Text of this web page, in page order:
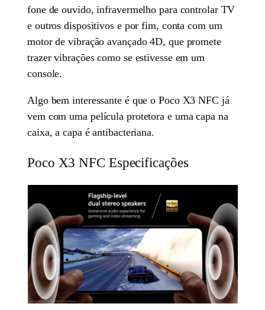
fone de ouvido, infravermelho para controlar TV
e outros dispositivos e por fim, conta com um
motor de vibração avançado 4D, que promete
trazer vibrações como se estivesse em um
console.
Algo bem interessante é que o Poco X3 NFC já
vem com uma película protetora e uma capa na
caixa, a capa é antibacteriana.
Poco X3 NFC Especificações